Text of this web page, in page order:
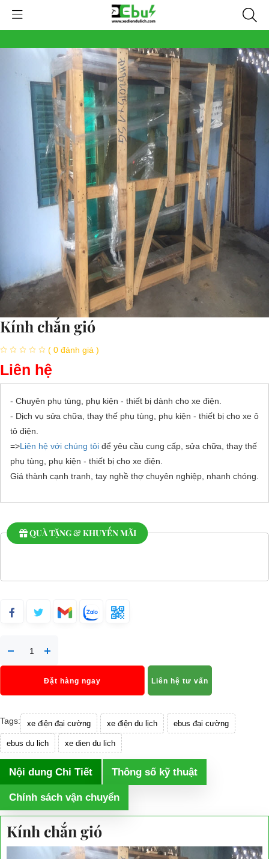
Kính chắn gió
( 0 đánh giá )
Liên hệ
- Chuyên phụ tùng, phụ kiện - thiết bị dành cho xe điện.
- Dịch vụ sửa chữa, thay thế phụ tùng, phụ kiện - thiết bị cho xe ô
tô điện.
=>Liên hệ với chúng tôi để yêu cầu cung cấp, sửa chữa, thay thế
phụ tùng, phụ kiện - thiết bị cho xe điện.
Giá thành cạnh tranh, tay nghề thợ chuyên nghiệp, nhanh chóng.
QUÀ TẶNG & KHUYẾN MÃI
Đặt hàng ngay Liên hệ tư vấn
Tags: xe điện đại cường xe điện du lịch ebus đại cường
ebus du lich xe dien du lich
Nội dung Chi Tiết Thông số kỹ thuật
Chính sách vận chuyển
Kính chắn gió